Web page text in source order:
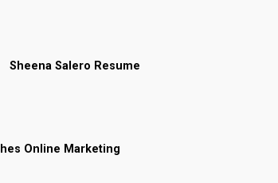
Sheena Salero Resume
Online Marketing